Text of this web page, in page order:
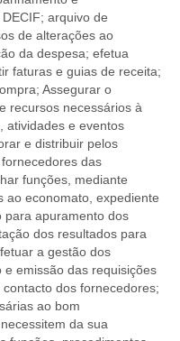
arquivo de
de alterações ao
da despesa; efetua
faturas e guias de receita;
Assegurar o
recursos necessários à
atividades e eventos
e distribuir pelos
das
funções, mediante
ao economato, expediente
para apuramento dos
dos resultados para
a gestão dos
emissão das requisições
dos fornecedores;
ao bom
da sua